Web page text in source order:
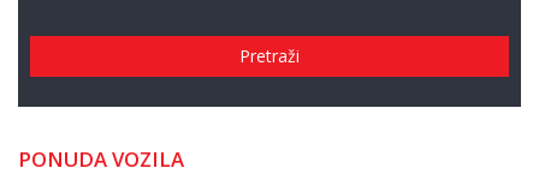
Pretraži
PONUDA VOZILA